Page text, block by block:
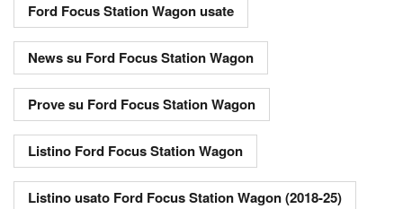
Ford Focus Station Wagon usate
News su Ford Focus Station Wagon
Prove su Ford Focus Station Wagon
Listino Ford Focus Station Wagon
Listino usato Ford Focus Station Wagon (2018-25)